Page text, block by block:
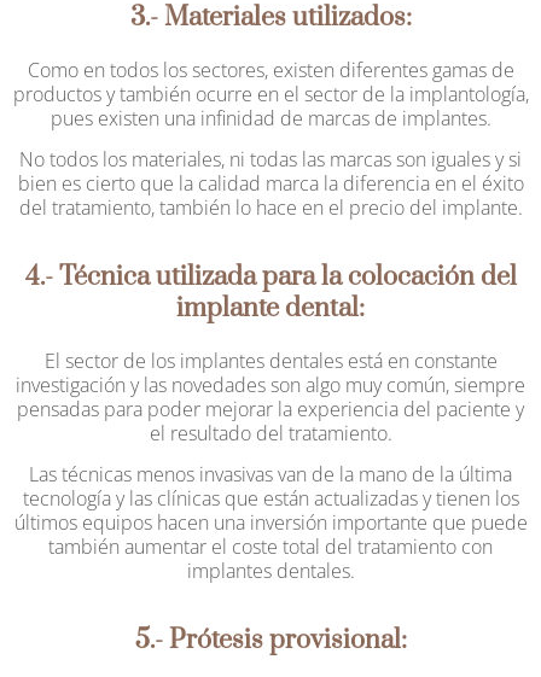
3.- Materiales utilizados:
Como en todos los sectores, existen diferentes gamas de
productos y también ocurre en el sector de la implantología,
pues existen una infinidad de marcas de implantes.
No todos los materiales, ni todas las marcas son iguales y si
bien es cierto que la calidad marca la diferencia en el éxito
del tratamiento, también lo hace en el precio del implante.
4.- Técnica utilizada para la colocación del
implante dental:
El sector de los implantes dentales está en constante
investigación y las novedades son algo muy común, siempre
pensadas para poder mejorar la experiencia del paciente y
el resultado del tratamiento.
Las técnicas menos invasivas van de la mano de la última
tecnología y las clínicas que están actualizadas y tienen los
últimos equipos hacen una inversión importante que puede
también aumentar el coste total del tratamiento con
implantes dentales.
5.- Prótesis provisional: